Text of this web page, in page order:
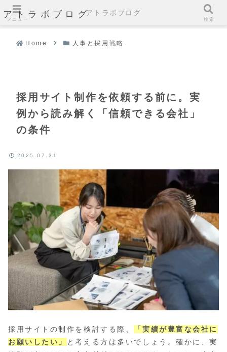
アトラボブログ
Home 人事と採用戦略
採用サイト制作を依頼する前に。実
例から読み解く「信頼できる会社」
の条件
2025.07.31
採用サイトの制作を検討する際、
「実績が豊富な会社に
お願いしたい」
と考える方は多いでしょう。確かに、実
メニュー
アトラボブログ
検索